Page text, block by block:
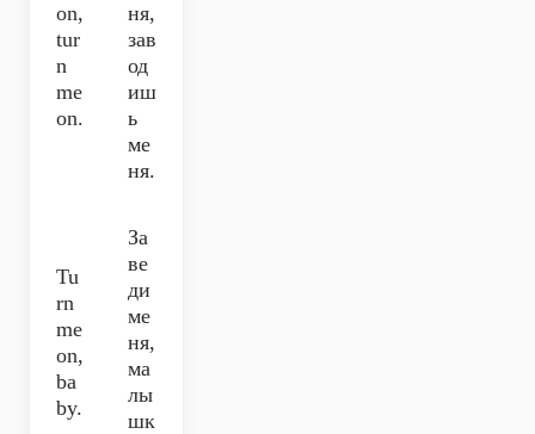
on,
tur
n
me
on.
ня,
зав
од
иш
ь
ме
ня.
Tu
rn
me
on,
ba
by.
За
ве
ди
ме
ня,
ма
лы
шк